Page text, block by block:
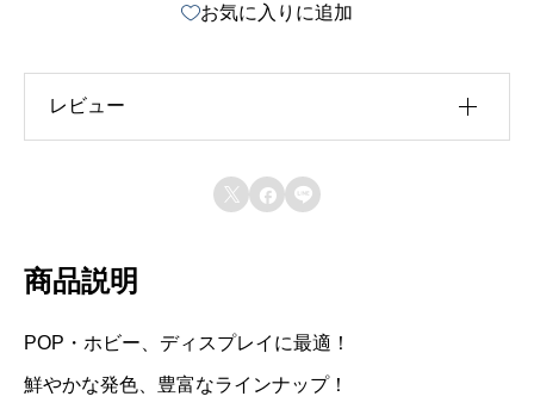
お気に入りに追加
レビュー
レビュー投稿には、会員登録が必要です。
会員登録する
  
商品説明
POP・ホビー、ディスプレイに最適！
鮮やかな発色、豊富なラインナップ！